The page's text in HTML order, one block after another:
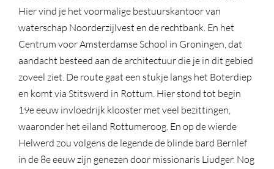
Hier vind je het voormalige bestuurskantoor van
waterschap Noorderzijlvest en de rechtbank. En het
Centrum voor Amsterdamse School in Groningen, dat
aandacht besteed aan de architectuur die je in dit gebied
zoveel ziet. De route gaat een stukje langs het Boterdiep
en komt via Stitswerd in Rottum. Hier stond tot begin
19e eeuw invloedrijk klooster met veel bezittingen,
waaronder het eiland Rottumeroog. En op de wierde
Helwerd zou volgens de legende de blinde bard Bernlef
in de 8e eeuw zijn genezen door missionaris Liudger. Nog